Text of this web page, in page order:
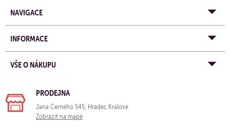
NAVIGACE
INFORMACE
VŠE O NÁKUPU
PRODEJNA
Jana Černého 545, Hradec Králové
Zobrazit na mapě